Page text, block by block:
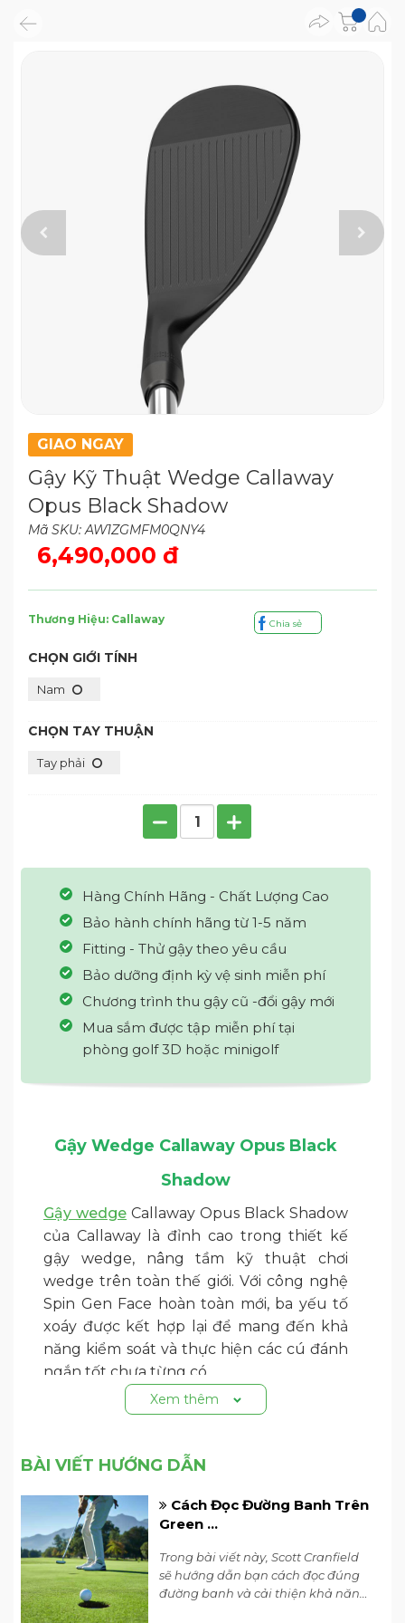
GIAO NGAY
Gậy Kỹ Thuật Wedge Callaway
Opus Black Shadow
Mã SKU: AW1ZGMFM0QNY4
6,490,000 đ
Thương Hiệu: Callaway Chia sẻ
CHỌN GIỚI TÍNH
Nam
CHỌN TAY THUẬN
Tay phải
Hàng Chính Hãng - Chất Lượng Cao
Bảo hành chính hãng từ 1-5 năm
Fitting - Thử gậy theo yêu cầu
Bảo dưỡng định kỳ vệ sinh miễn phí
Chương trình thu gậy cũ -đổi gậy mới
Mua sắm được tập miễn phí tại
phòng golf 3D hoặc minigolf
Gậy Wedge Callaway Opus Black
Shadow
Gậy wedge Callaway Opus Black Shadow
của Callaway là đỉnh cao trong thiết kế
gậy wedge, nâng tầm kỹ thuật chơi
wedge trên toàn thế giới. Với công nghệ
Spin Gen Face hoàn toàn mới, ba yếu tố
xoáy được kết hợp lại để mang đến khả
năng kiểm soát và thực hiện các cú đánh
ngắn tốt chưa từng có.
Xem thêm
BÀI VIẾT HƯỚNG DẪN
Cách Đọc Đường Banh Trên
Green ...
Trong bài viết này, Scott Cranfield
sẽ hướng dẫn bạn cách đọc đúng
đường banh và cải thiện khả năng